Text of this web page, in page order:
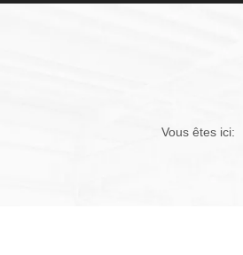
Vous êtes ici: